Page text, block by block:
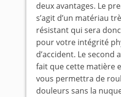
deux avantages. Le
s’agit d’un matériau
résistant qui sera
pour votre intégrité
d’accident. Le second
fait que cette matière
vous permettra de
douleurs sans la